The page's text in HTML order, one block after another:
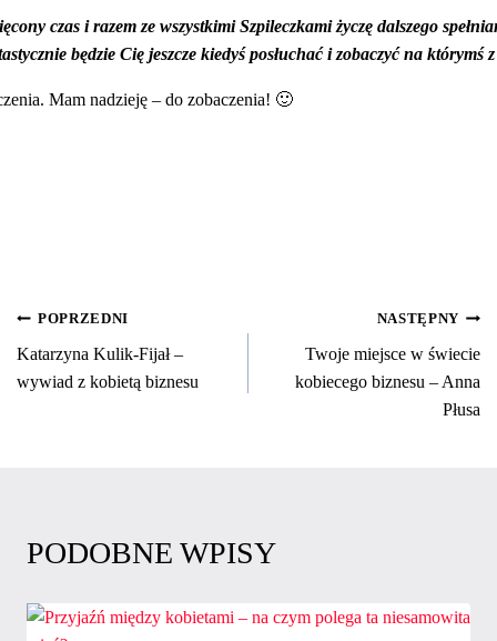
czas i razem ze wszystkimi Szpileczkami życzę dalszego
będzie Cię jeszcze kiedyś posłuchać i zobaczyć na którymś
Mam nadzieję – do zobaczenia! 🙂
NAWIGACJA
WPISU
POPRZEDNI
Katarzyna Kulik-Fijał –
wywiad z kobietą biznesu
NASTĘPNY
Twoje miejsce w świecie
kobiecego biznesu – Anna
Płusa
PODOBNE WPISY